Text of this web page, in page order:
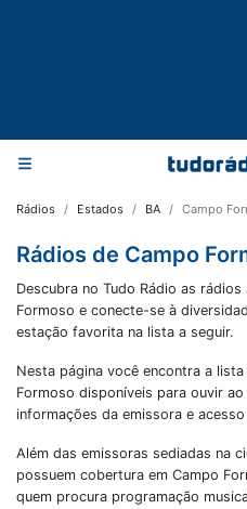
Rádios Estados BA Campo
Rádios de Campo
Descubra no Tudo Rádio as
Formoso e conecte-se à
estação favorita na lista a seguir.
Nesta página você encontra a
Formoso disponíveis para ouvir
informações da emissora e
Além das emissoras sediadas na
possuem cobertura em Campo
quem procura programação